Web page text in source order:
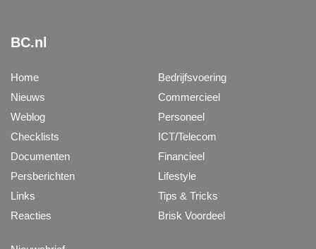
BC.nl
Home
Nieuws
Weblog
Checklists
Documenten
Persberichten
Links
Reacties
Bedrijfsvoering
Commercieel
Personeel
ICT/Telecom
Financieel
Lifestyle
Tips & Tricks
Brisk Voordeel